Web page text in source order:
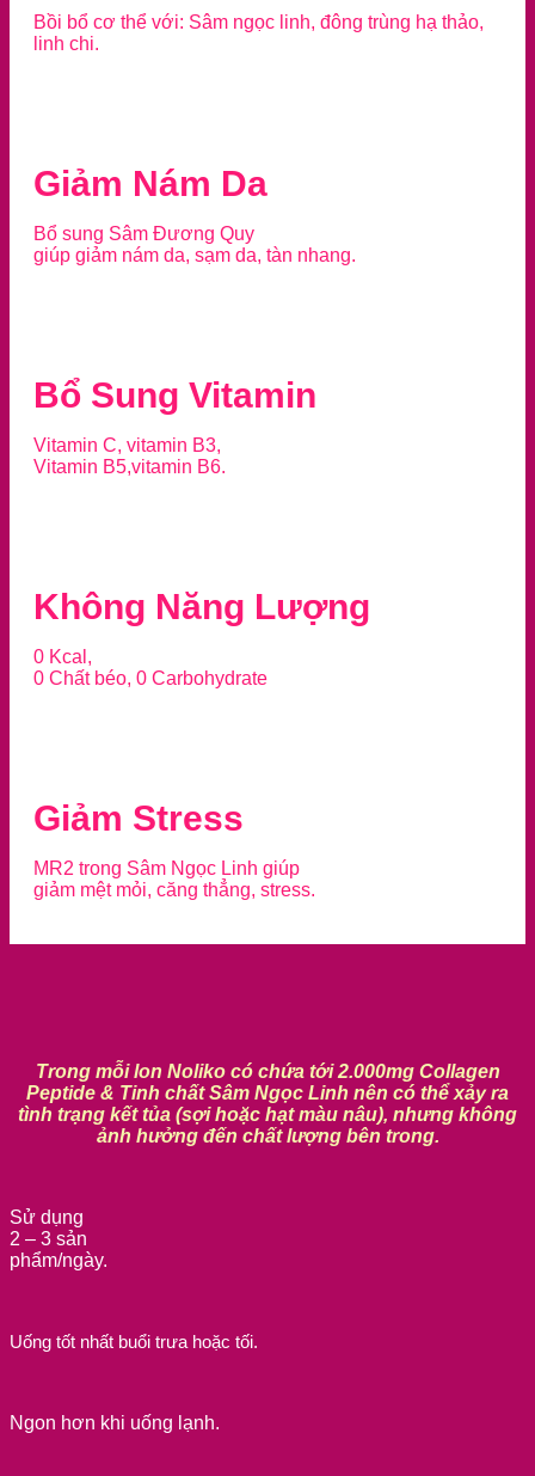
Bồi bổ cơ thể với: Sâm ngọc linh, đông trùng hạ thảo,
linh chi.
Giảm Nám Da
Bổ sung Sâm Đương Quy
giúp giảm nám da, sạm da, tàn nhang.
Bổ Sung Vitamin
Vitamin C, vitamin B3,
Vitamin B5,vitamin B6.
Không Năng Lượng
0 Kcal,
0 Chất béo, 0 Carbohydrate
Giảm Stress
MR2 trong Sâm Ngọc Linh giúp
giảm mệt mỏi, căng thẳng, stress.
Trong mỗi lon Noliko có chứa tới 2.000mg Collagen
Peptide & Tinh chất Sâm Ngọc Linh nên có thể xảy ra
tình trạng kết tủa (sợi hoặc hạt màu nâu), nhưng không
ảnh hưởng đến chất lượng bên trong.
Sử dụng
2 – 3 sản
phẩm/ngày.
Uống tốt nhất buổi trưa hoặc tối.
Ngon hơn khi uống lạnh.